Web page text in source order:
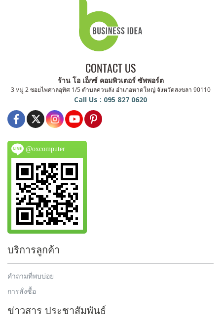
CONTACT US
ร้าน โอ เอ็กซ์ คอมพิวเตอร์ ซัพพอร์ต
3 หมู่ 2 ซอยไพศาลอุทิศ 1/5 ตำบลควนลัง อำเภอหาดใหญ่ จังหวัดสงขลา 90110
Call Us : 095 827 0620
@oxcomputer
บริการลูกค้า
คำถามที่พบบ่อย
การสั่งซื้อ
ข่าวสาร ประชาสัมพันธ์